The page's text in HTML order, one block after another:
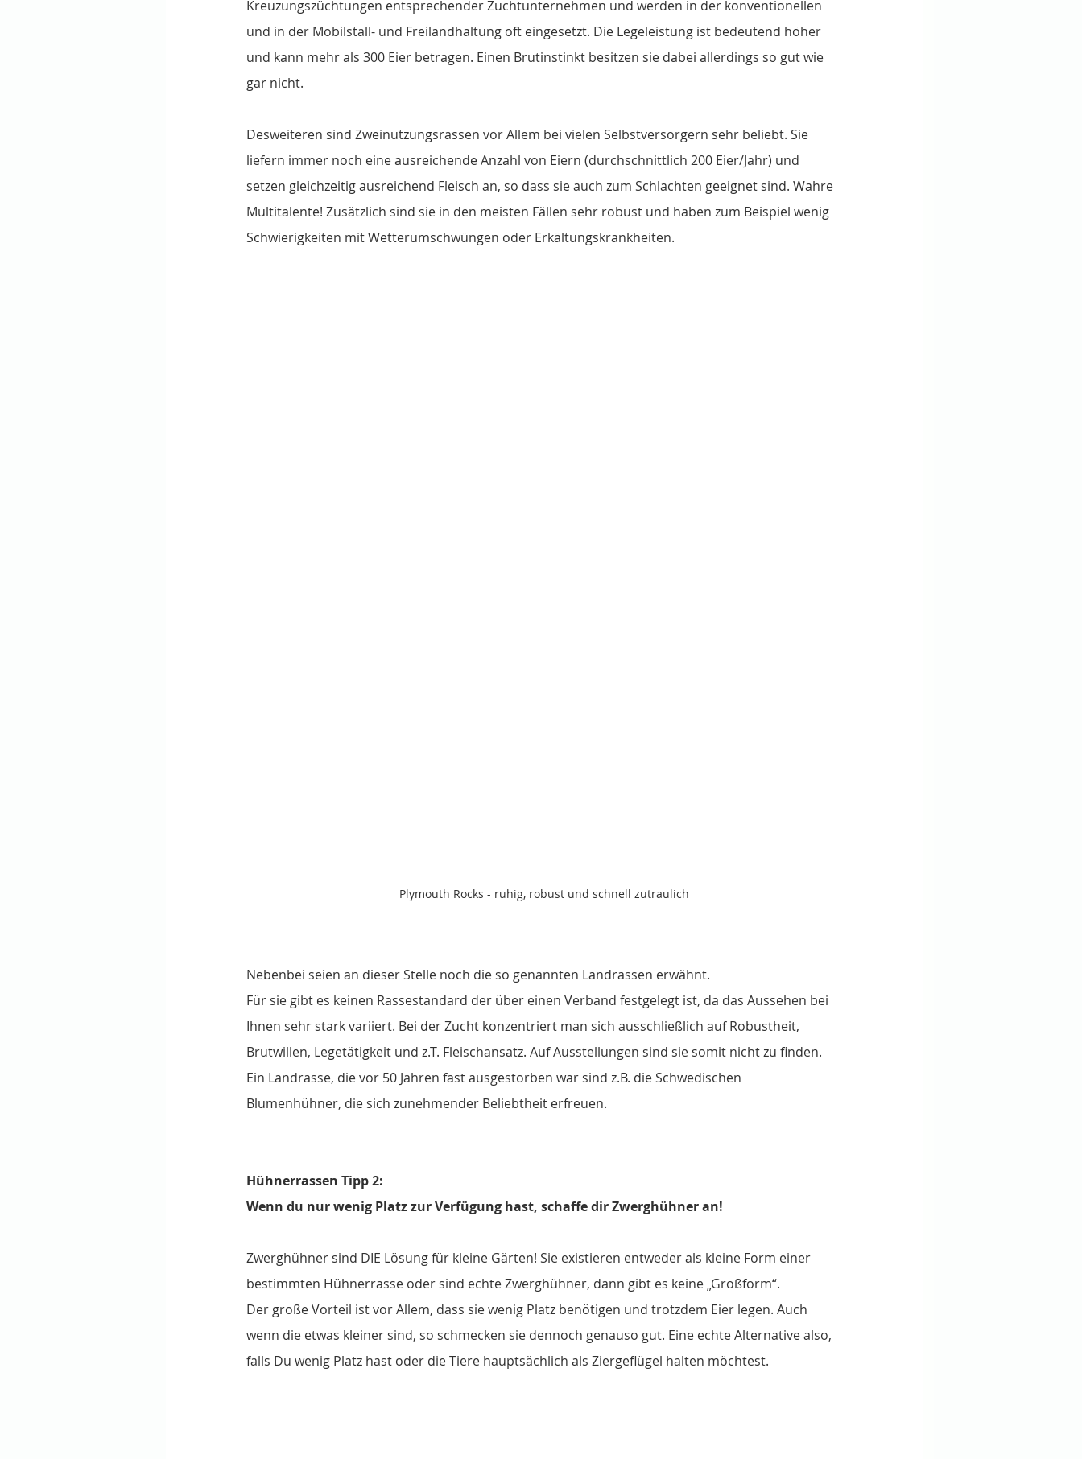
Kreuzungszüchtungen entsprechender Zuchtunternehmen und werden in der konventionellen
und in der Mobilstall- und Freilandhaltung oft eingesetzt. Die Legeleistung ist bedeutend höher
und kann mehr als 300 Eier betragen. Einen Brutinstinkt besitzen sie dabei allerdings so gut wie
gar nicht.
Desweiteren sind Zweinutzungsrassen vor Allem bei vielen Selbstversorgern sehr beliebt. Sie
liefern immer noch eine ausreichende Anzahl von Eiern (durchschnittlich 200 Eier/Jahr) und
setzen gleichzeitig ausreichend Fleisch an, so dass sie auch zum Schlachten geeignet sind. Wahre
Multitalente! Zusätzlich sind sie in den meisten Fällen sehr robust und haben zum Beispiel wenig
Schwierigkeiten mit Wetterumschwüngen oder Erkältungskrankheiten.
Plymouth Rocks - ruhig, robust und schnell zutraulich
Nebenbei seien an dieser Stelle noch die so genannten Landrassen erwähnt.
Für sie gibt es keinen Rassestandard der über einen Verband festgelegt ist, da das Aussehen bei
Ihnen sehr stark variiert. Bei der Zucht konzentriert man sich ausschließlich auf Robustheit,
Brutwillen, Legetätigkeit und z.T. Fleischansatz. Auf Ausstellungen sind sie somit nicht zu finden.
Ein Landrasse, die vor 50 Jahren fast ausgestorben war sind z.B. die Schwedischen
Blumenhühner, die sich zunehmender Beliebtheit erfreuen.
Hühnerrassen Tipp 2:
Wenn du nur wenig Platz zur Verfügung hast, schaffe dir Zwerghühner an!
Zwerghühner sind DIE Lösung für kleine Gärten! Sie existieren entweder als kleine Form einer
bestimmten Hühnerrasse oder sind echte Zwerghühner, dann gibt es keine „Großform“.
Der große Vorteil ist vor Allem, dass sie wenig Platz benötigen und trotzdem Eier legen. Auch
wenn die etwas kleiner sind, so schmecken sie dennoch genauso gut. Eine echte Alternative also,
falls Du wenig Platz hast oder die Tiere hauptsächlich als Ziergeflügel halten möchtest.